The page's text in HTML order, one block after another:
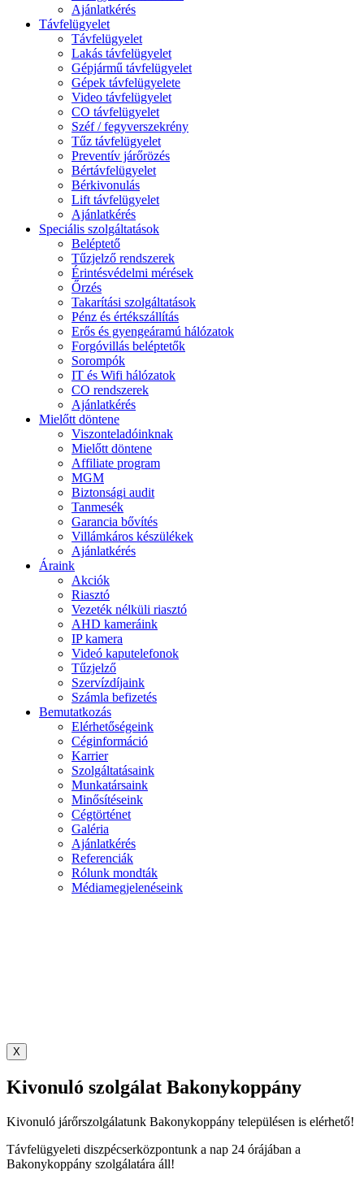
Ajánlatkérés
Távfelügyelet
Távfelügyelet
Lakás távfelügyelet
Gépjármű távfelügyelet
Gépek távfelügyelete
Video távfelügyelet
CO távfelügyelet
Széf / fegyverszekrény
Tűz távfelügyelet
Preventív járőrözés
Bértávfelügyelet
Bérkivonulás
Lift távfelügyelet
Ajánlatkérés
Speciális szolgáltatások
Beléptető
Tűzjelző rendszerek
Érintésvédelmi mérések
Őrzés
Takarítási szolgáltatások
Pénz és értékszállítás
Erős és gyengeáramú hálózatok
Forgóvillás beléptetők
Sorompók
IT és Wifi hálózatok
CO rendszerek
Ajánlatkérés
Mielőtt döntene
Viszonteladóinknak
Mielőtt döntene
Affiliate program
MGM
Biztonsági audit
Tanmesék
Garancia bővítés
Villámkáros készülékek
Ajánlatkérés
Áraink
Akciók
Riasztó
Vezeték nélküli riasztó
AHD kameráink
IP kamera
Videó kaputelefonok
Tűzjelző
Szervízdíjaink
Számla befizetés
Bemutatkozás
Elérhetőségeink
Céginformáció
Karrier
Szolgáltatásaink
Munkatársaink
Minősítéseink
Cégtörténet
Galéria
Ajánlatkérés
Referenciák
Rólunk mondták
Médiamegjelenéseink
X
Kivonuló szolgálat Bakonykoppány
Kivonuló járőrszolgálatunk Bakonykoppány településen is elérhető!
Távfelügyeleti diszpécserközpontunk a nap 24 órájában a
Bakonykoppány szolgálatára áll!